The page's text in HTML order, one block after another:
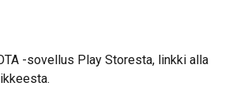
-sovellus Play Storesta, linkki alla